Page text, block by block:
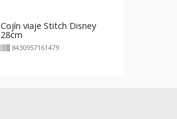
Cojín viaje Stitch Disney
28cm
8430957161479